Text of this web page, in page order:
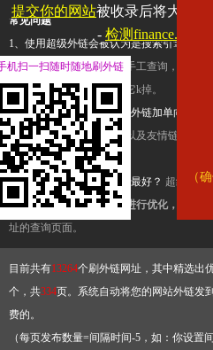
常见问题
1、使用超级外链会被认为是搜索引擎优化
查询工具，模拟的是正常手工查询，不是
推广竞争对手的网址，让它k掉。
2、网站优化单纯依靠超级外链加单向链接
链，需要结合普通的外链以及友情链接，
台交换友情链接。
3、如何使用超级外链效果最好？ 超级外链
有频繁使用超级外链工具进行优化，才能获
址的查询页面。
目前共有13264个刷外链网址，其中精选出
个，共334页。系统自动将您的网站外链发
费的。
（每页发布数量=间隔时间-5，如：你设置
提交你的网站被收录后将大幅提
- 检测
（
机扫一扫随时随地刷外链